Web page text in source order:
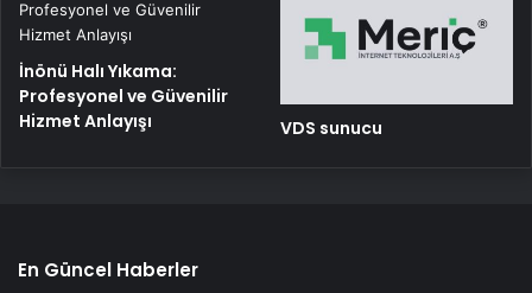
İnönü Halı Yıkama:
Profesyonel ve Güvenilir
Hizmet Anlayışı
VDS sunucu
En Güncel Haberler